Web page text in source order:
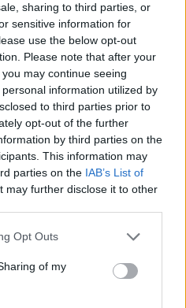
sharing to third parties, or
sensitive information for
use the below opt-out
Please note that after your
may continue seeing
information utilized by
to third parties prior to
opt-out of the further
by third parties on the
This information may
parties on the IAB’s List of
may further disclose it to other
uses one or more Google
behaviour. You may click to
and its third-party tags to
purposes in below Google
Opt Outs
of my
di Coldiretti
un percorso,
capi utile per il
che prevede
dell’Università e la
la vendita dei
nazionali?